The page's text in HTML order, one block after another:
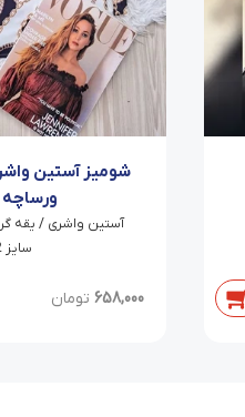
شومیز آستین
آستین واشری / یقه
سایز 2 تا 6
658,000 تومان